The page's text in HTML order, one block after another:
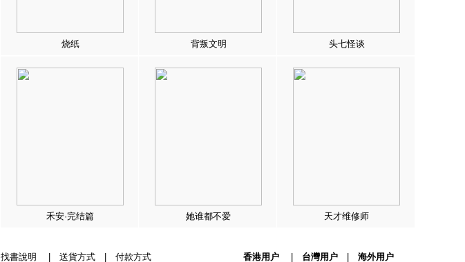
烧纸 背叛文明 头七怪谈
禾安·完结篇 她谁都不爱 天才维修师
找書說明 送貨方式| 付款方式 香港用户| 台灣用户| 海外用户